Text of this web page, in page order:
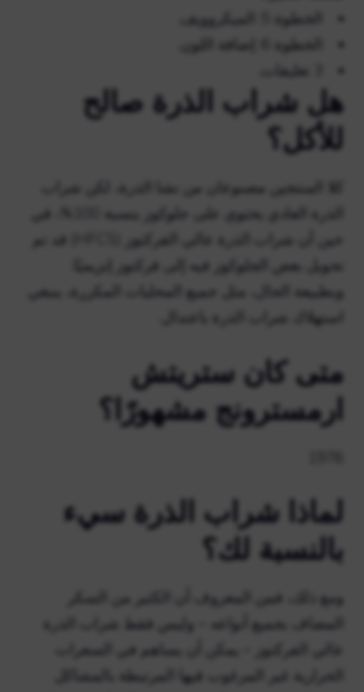
الخطوة 5: الميكروويف.
الخطوة 6: إضافة اللون.
هل شراب الذرة صالح
للأكل؟
كلا المنتجين مصنوعان من نشا الذرة، لكن شراب
الذرة العادي يحتوي على جلوكوز بنسبة 100%، في
حين أن شراب الذرة عالي الفركتوز (HFCS) قد تم
تحويل بعض الجلوكوز فيه إلى فركتوز إنزيميًا.
وبطبيعة الحال، مثل جميع المحليات المكررة، ينبغي
استهلاك شراب الذرة باعتدال.
متى كان ستريتش
ارمسترونج مشهورًا؟
لماذا شراب الذرة سيء
بالنسبة لك؟
ومع ذلك، فمن المعروف أن الكثير من السكر
المضاف بجميع أنواعه – وليس فقط شراب الذرة
عالي الفركتوز – يمكن أن يساهم في السعرات
الحرارية غير المرغوب فيها المرتبطة بالمشاكل